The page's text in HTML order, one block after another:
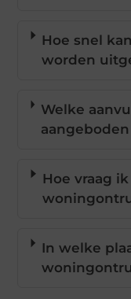
Hoe snel
worden
Welke
Hoe vraag
In welke